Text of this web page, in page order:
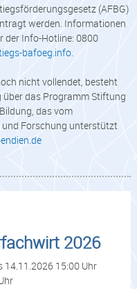
(AFBG)
werden. Informationen
der Info-Hotline: 0800
bafoeg.info.
nicht vollendet, besteht
über das Programm Stiftung
das vom
Forschung unterstützt
2026
14.11.2026 15:00 Uhr